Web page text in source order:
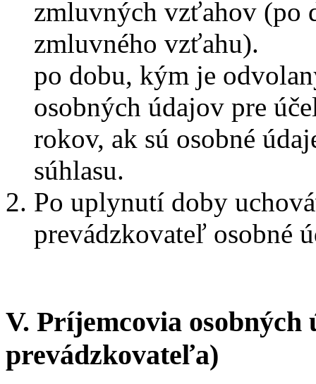
zmluvných vzťahov (po
zmluvného vzťahu).
po dobu, kým je
osobných údajov pre
rokov, ak sú osobné
súhlasu.
Po uplynutí doby
prevádzkovateľ osobné
V. Príjemcovia osobných
prevádzkovateľa)